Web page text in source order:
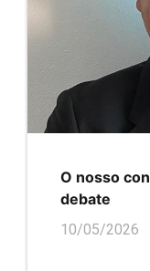
O nosso
debate
10/05/2026